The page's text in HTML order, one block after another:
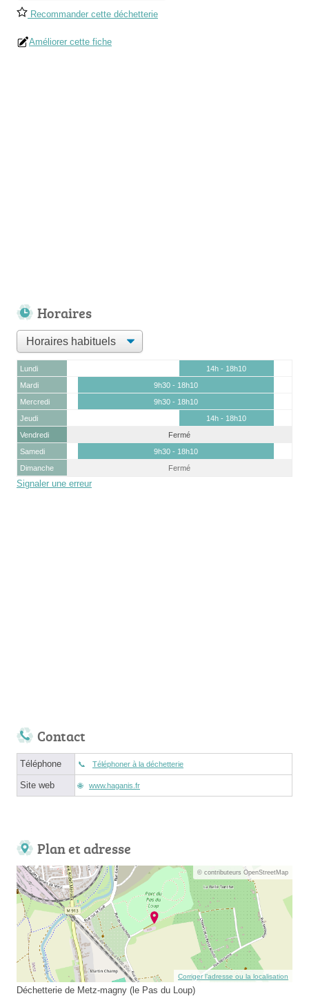
Recommander cette déchetterie
Améliorer cette fiche
Horaires
Lundi
14h - 18h10
Mardi
9h30 - 18h10
Mercredi
9h30 - 18h10
Jeudi
14h - 18h10
Vendredi
Fermé
Samedi
9h30 - 18h10
Dimanche
Fermé
Signaler une erreur
Contact
Téléphone Téléphoner à la déchetterie
Site web www.haganis.fr
Plan et adresse
© contributeurs OpenStreetMap
Corriger l’adresse ou la localisation
Déchetterie de Metz-magny (le Pas du Loup)